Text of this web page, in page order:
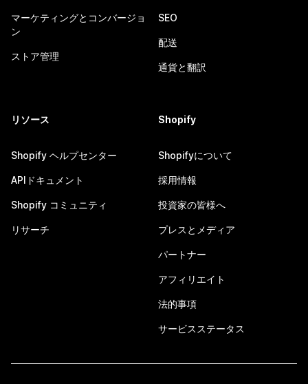
マーケティングとコンバージョ
ン
ストア管理
SEO
配送
通貨と翻訳
リソース
Shopify ヘルプセンター
APIドキュメント
Shopify コミュニティ
リサーチ
Shopify
Shopifyについて
採用情報
投資家の皆様へ
プレスとメディア
パートナー
アフィリエイト
法的事項
サービスステータス